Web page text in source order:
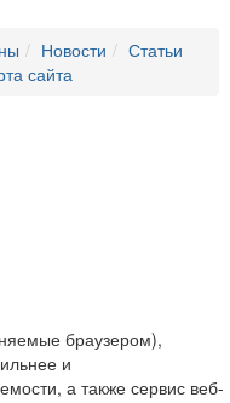
Новости
Статьи
сайта
браузером),
и
а также сервис веб-